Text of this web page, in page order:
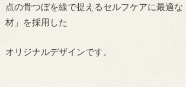
点の骨つぼを線で捉えるセルフケアに最適
材」を採用した
オリジナルデザインです。